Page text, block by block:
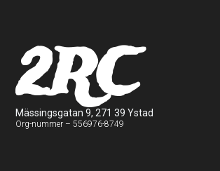
2RC
Mässingsgatan 9, 271 39 Ystad
Org-nummer – 556976-8749